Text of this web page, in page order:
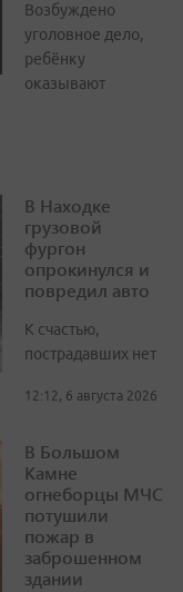
Возбуждено
уголовное дело,
ребёнку
оказывают
В Находке
грузовой
фургон
опрокинулся и
повредил авто
К счастью,
пострадавших нет
12:12, 6 августа 2026
В Большом
Камне
огнеборцы МЧС
потушили
пожар в
заброшенном
здании